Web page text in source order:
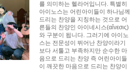
를 의미하는 헬라어입니다. 특별히
아이노스는 어린아이들이 하나님께
드리는 찬양을 지칭하는 것으로 어
른들의 찬양인 아이네시스(αἴνεσις)
와 구분이 됩니다. 그러기에 아이노
스는 전문성이 뛰어난 찬양이라기
보다 서툴고 부족하지만 순수한 마
음으로 드리는 찬양 즉 어린아이들
이 깨끗한 마음으로 드리는 찬양이